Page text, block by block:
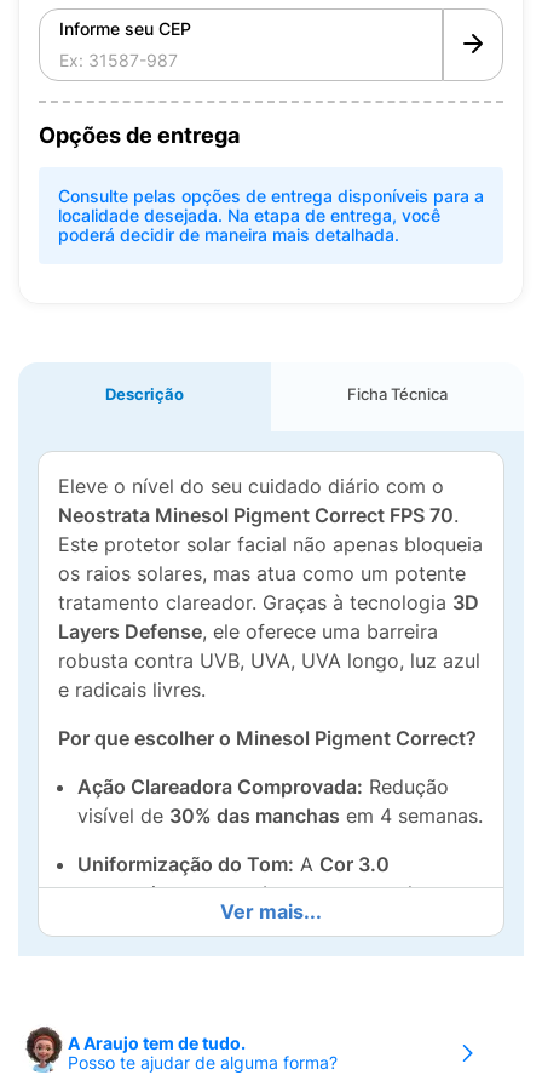
Informe seu CEP
Opções de entrega
Consulte pelas opções de entrega disponíveis para a
localidade desejada. Na etapa de entrega, você
poderá decidir de maneira mais detalhada.
Descrição Ficha Técnica
Eleve o nível do seu cuidado diário com o
Neostrata Minesol Pigment Correct FPS 70.
Este protetor solar facial não apenas bloqueia
os raios solares, mas atua como um potente
tratamento clareador. Graças à tecnologia 3D
Layers Defense, ele oferece uma barreira
robusta contra UVB, UVA, UVA longo, luz azul
e radicais livres.
Por que escolher o Minesol Pigment Correct?
Ação Clareadora Comprovada: Redução
visível de 30% das manchas em 4 semanas.
Uniformização do Tom: A Cor 3.0
proporciona um acabamento natural que
disfarça imperfeições e marcas.
Ver mais...
A Araujo tem de tudo.
Posso te ajudar de alguma forma?